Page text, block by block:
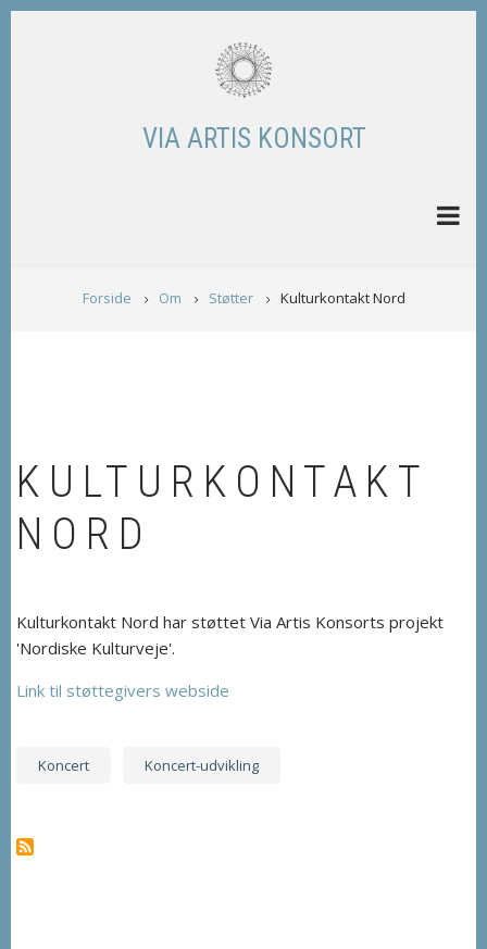
Skip
VIA ARTIS KONSORT
BREADCRUMB
Forside Om Støtter Kulturkontakt Nord
KULTURKONTAKT
NORD
Kulturkontakt Nord har støttet Via Artis Konsorts projekt
'Nordiske Kulturveje'.
Link til støttegivers webside
Koncert Koncert-udvikling